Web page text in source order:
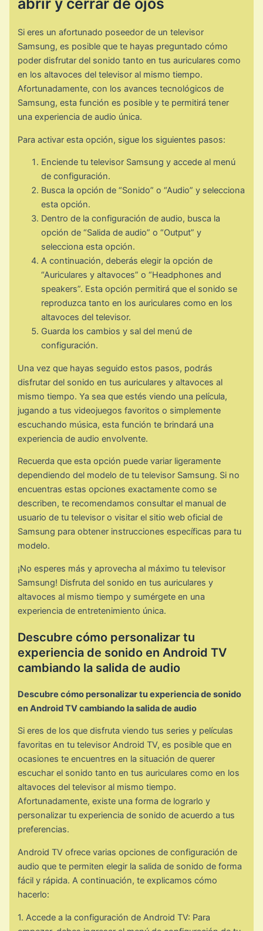
abrir y cerrar de ojos
Si eres un afortunado poseedor de un televisor
Samsung, es posible que te hayas preguntado cómo
poder disfrutar del sonido tanto en tus auriculares como
en los altavoces del televisor al mismo tiempo.
Afortunadamente, con los avances tecnológicos de
Samsung, esta función es posible y te permitirá tener
una experiencia de audio única.
Para activar esta opción, sigue los siguientes pasos:
Enciende tu televisor Samsung y accede al menú
de configuración.
Busca la opción de “Sonido” o “Audio” y selecciona
esta opción.
Dentro de la configuración de audio, busca la
opción de “Salida de audio” o “Output” y
selecciona esta opción.
A continuación, deberás elegir la opción de
“Auriculares y altavoces” o “Headphones and
speakers”. Esta opción permitirá que el sonido se
reproduzca tanto en los auriculares como en los
altavoces del televisor.
Guarda los cambios y sal del menú de
configuración.
Una vez que hayas seguido estos pasos, podrás
disfrutar del sonido en tus auriculares y altavoces al
mismo tiempo. Ya sea que estés viendo una película,
jugando a tus videojuegos favoritos o simplemente
escuchando música, esta función te brindará una
experiencia de audio envolvente.
Recuerda que esta opción puede variar ligeramente
dependiendo del modelo de tu televisor Samsung. Si no
encuentras estas opciones exactamente como se
describen, te recomendamos consultar el manual de
usuario de tu televisor o visitar el sitio web oficial de
Samsung para obtener instrucciones específicas para tu
modelo.
¡No esperes más y aprovecha al máximo tu televisor
Samsung! Disfruta del sonido en tus auriculares y
altavoces al mismo tiempo y sumérgete en una
experiencia de entretenimiento única.
Descubre cómo personalizar tu
experiencia de sonido en Android TV
cambiando la salida de audio
Descubre cómo personalizar tu experiencia de sonido
en Android TV cambiando la salida de audio
Si eres de los que disfruta viendo tus series y películas
favoritas en tu televisor Android TV, es posible que en
ocasiones te encuentres en la situación de querer
escuchar el sonido tanto en tus auriculares como en los
altavoces del televisor al mismo tiempo.
Afortunadamente, existe una forma de lograrlo y
personalizar tu experiencia de sonido de acuerdo a tus
preferencias.
Android TV ofrece varias opciones de configuración de
audio que te permiten elegir la salida de sonido de forma
fácil y rápida. A continuación, te explicamos cómo
hacerlo:
1. Accede a la configuración de Android TV: Para